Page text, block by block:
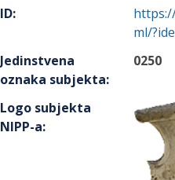
ID:
ml/
Jedinstvena
oznaka subjekta:
0250
Logo subjekta
NIPP-a: